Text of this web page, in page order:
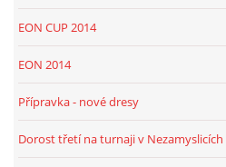
EON CUP 2014
EON 2014
Přípravka - nové dresy
Dorost třetí na turnaji v Nezamyslicích